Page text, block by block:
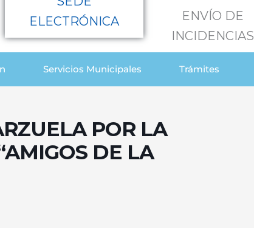
ELECTRÓNICA
ENVÍO DE
INCIDENCIAS
Servicios Municipales Trámites
POR LA
DE LA